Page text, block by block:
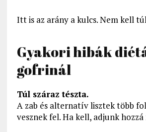
Itt is az arány a kulcs. Nem kell
Gyakori hibák
gofrinál
Túl száraz tészta.
A zab és alternatív lisztek több
vesznek fel. Ha kell, adjunk